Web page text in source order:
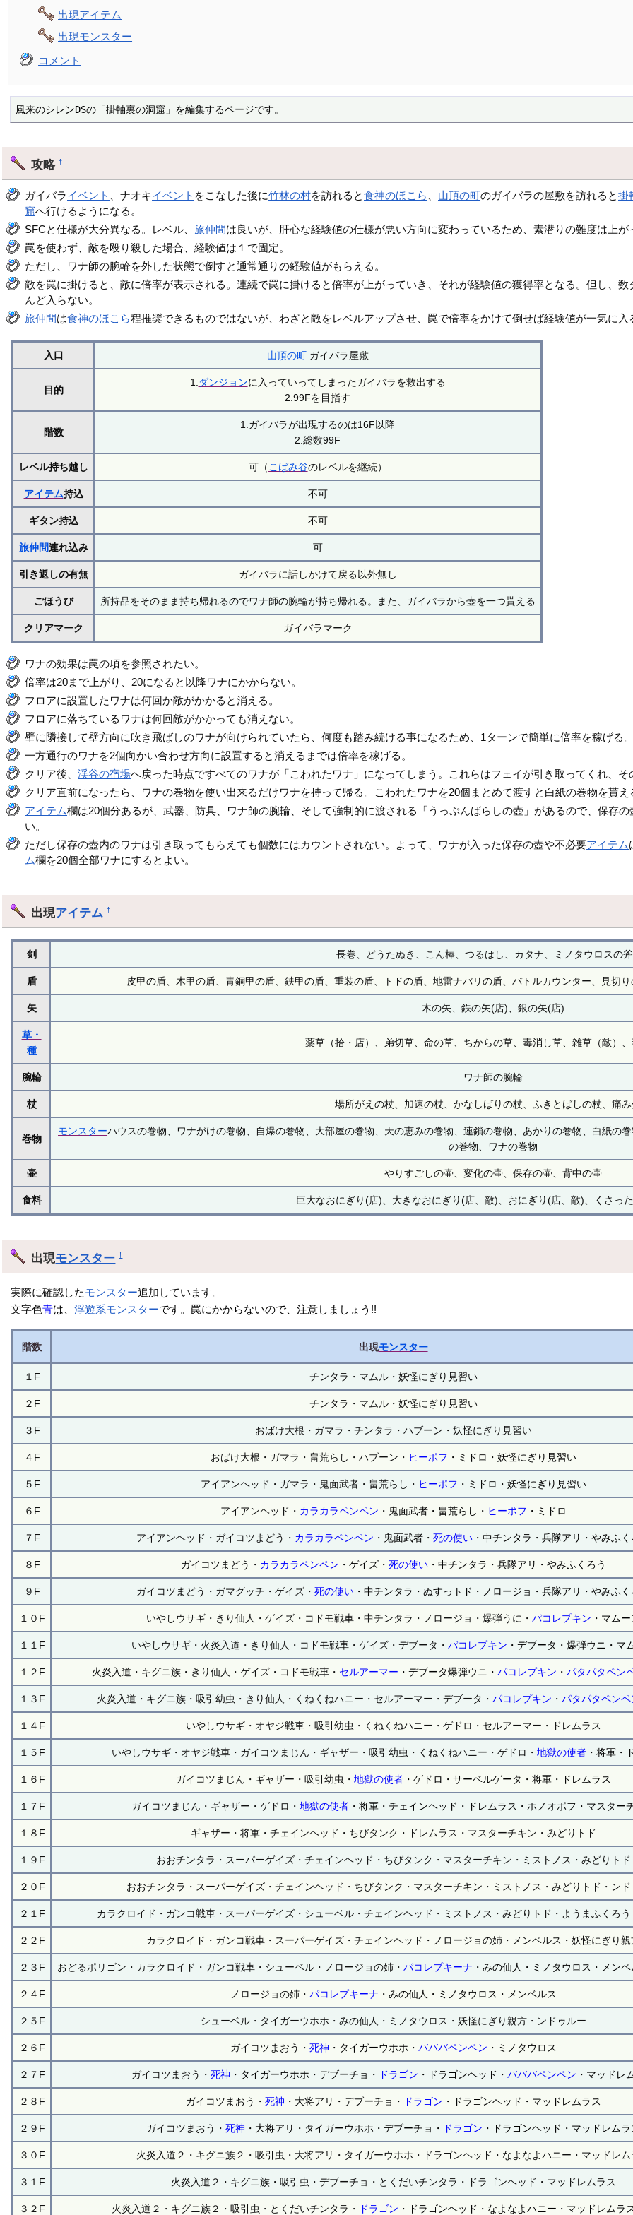
出現アイテム
出現モンスター
コメント
風来のシレンDSの「掛軸裏の洞窟」を編集するページです。
攻略†
ガイバライベント 、ナオキイベント をこなした後に竹林の村を訪れると食神のほこら 山頂の町のガイバラの屋敷を訪れると掛
窟へ行けるようになる。
SFCと仕様が大分異なる。レベル、旅仲間は良いが、肝心な経験値の仕様が悪い方向に変わっているため、素潜りの難度は上が
罠を使わず、敵を殴り殺した場合、経験値は１で固定。
ただし、ワナ師の腕輪を外した状態で倒すと通常通りの経験値がもらえる。
敵を罠に掛けると、敵に倍率が表示される。連続で罠に掛けると倍率が上がっていき、それが経験値の獲得率となる。但し、
んど入らない。
旅仲間は食神のほこら程推奨できるものではないが、わざと敵をレベルアップさせ、罠で倍率をかけて倒せば経験値が一気に
入口 山頂の町ガイバラ屋敷
目的
1. ダンジョンに入っていってしまったガイバラを救出する
2.99Fを目指す
階数
1.ガイバラが出現するのは16F以降
2.総数99F
レベル持ち越し 可（ こばみ谷のレベルを継続）
アイテム持込 不可
ギタン持込 不可
旅仲間連れ込み 可
引き返しの有無 ガイバラに話しかけて戻る以外無し
ごほうび 所持品をそのまま持ち帰れるのでワナ師の腕輪が持ち帰れる。また、ガイバラから壺を一つ貰える
クリアマーク ガイバラマーク
ワナの効果は罠の項を参照されたい。
倍率は20まで上がり、20になると以降ワナにかからない。
フロアに設置したワナは何回か敵がかかると消える。
フロアに落ちているワナは何回敵がかかっても消えない。
壁に隣接して壁方向に吹き飛ばしのワナが向けられていたら、何度も踏み続ける事になるため、1ターンで簡単に倍率を稼げる
一方通行のワナを2個向かい合わせ方向に設置すると消えるまでは倍率を稼げる。
クリア後、渓谷の宿場へ戻った時点ですべてのワナが「こわれたワナ」になってしまう。これらはフェイが引き取ってくれ、そ
クリア直前になったら、ワナの巻物を使い出来るだけワナを持って帰る。こわれたワナを20個まとめて渡すと白紙の巻物を貰
アイテム欄は20個分あるが、武器、防具、ワナ師の腕輪、そして強制的に渡される「うっぷんばらしの壺」があるので、保存
い。
ただし保存の壺内のワナは引き取ってもらえても個数にはカウントされない。よって、ワナが入った保存の壺や不必要アイテム
ム欄を20個全部ワナにするとよい。
出現アイテム †
剣 長巻、どうたぬき、こん棒、つるはし、カタナ、ミノタウロスの
盾 皮甲の盾、木甲の盾、青銅甲の盾、鉄甲の盾、重装の盾、トドの盾、地雷ナバリの盾、バトルカウンター、見切
矢 木の矢、鉄の矢(店)、銀の矢(店)
草・
種
薬草（拾・店）、弟切草、命の草、ちからの草、毒消し草、雑草（敵）
腕輪 ワナ師の腕輪
杖 場所がえの杖、加速の杖、かなしばりの杖、ふきとばしの杖、痛
巻物
モンスターハウスの巻物、ワナがけの巻物、自爆の巻物、大部屋の巻物、天の恵みの巻物、連鎖の巻物、あかりの巻物、白紙の
の巻物、ワナの巻物
壷 やりすごしの壷、変化の壷、保存の壷、背中の壷
食料 巨大なおにぎり(店)、大きなおにぎり(店、敵)、おにぎり(店、敵)、くさっ
出現モンスター †
実際に確認したモンスター追加しています。
文字色青は、浮遊系モンスターです。罠にかからないので、注意しましょう!!
階数 出現モンスター
１F チンタラ・マムル・妖怪にぎり見習い
２F チンタラ・マムル・妖怪にぎり見習い
３F おばけ大根・ガマラ・チンタラ・ハブーン・妖怪にぎり見習い
４F おばけ大根・ガマラ・畠荒らし・ハブーン・ ヒーポフ ・ミドロ・妖怪にぎり見習い
５F アイアンヘッド・ガマラ・鬼面武者・畠荒らし・ ヒーポフ ・ミドロ・妖怪にぎり見習い
６F アイアンヘッド・ カラカラペンペン ・鬼面武者・畠荒らし・ ヒーポフ ・ミドロ
７F アイアンヘッド・ガイコツまどう・ カラカラペンペン ・鬼面武者・ 死の使い・中チンタラ・兵隊アリ・やみふく
８F ガイコツまどう・ カラカラペンペン ・ゲイズ・ 死の使い・中チンタラ・兵隊アリ・やみふくろう
９F ガイコツまどう・ガマグッチ・ゲイズ・ 死の使い・中チンタラ・ぬすっトド・ノロージョ・兵隊アリ・やみふく
１０F いやしウサギ・きり仙人・ゲイズ・コドモ戦車・中チンタラ・ノロージョ・爆弾うに・ パコレプキン ・マム
１１F いやしウサギ・火炎入道・きり仙人・コドモ戦車・ゲイズ・デブータ・ パコレプキン ・デブータ・爆弾ウニ・マ
１２F 火炎入道・キグニ族・きり仙人・ゲイズ・コドモ戦車・ セルアーマー ・デブータ爆弾ウニ・ パコレプキン ・ パタパタペン
１３F 火炎入道・キグニ族・吸引幼虫・きり仙人・くねくねハニー・セルアーマー・デブータ・ パコレプキン ・ パタパタペンペ
１４F いやしウサギ・オヤジ戦車・吸引幼虫・くねくねハニー・ゲドロ・セルアーマー・ドレムラス
１５F いやしウサギ・オヤジ戦車・ガイコツまじん・ギャザー・吸引幼虫・くねくねハニー・ゲドロ・ 地獄の使者・将軍・
１６F ガイコツまじん・ギャザー・吸引幼虫・ 地獄の使者・ゲドロ・サーベルゲータ・将軍・ドレムラス
１７F ガイコツまじん・ギャザー・ゲドロ・ 地獄の使者・将軍・チェインヘッド・ドレムラス・ホノオポフ・マスター
１８F ギャザー・将軍・チェインヘッド・ちびタンク・ドレムラス・マスターチキン・みどりトド
１９F おおチンタラ・スーパーゲイズ・チェインヘッド・ちびタンク・マスターチキン・ミストノス・みどりトド
２０F おおチンタラ・スーパーゲイズ・チェインヘッド・ちびタンク・マスターチキン・ミストノス・みどりトド・ンド
２１F カラクロイド・ガンコ戦車・スーパーゲイズ・シューベル・チェインヘッド・ミストノス・みどりトド・ようまふくろ
２２F カラクロイド・ガンコ戦車・スーパーゲイズ・チェインヘッド・ノロージョの姉・メンベルス・妖怪にぎり親
２３F おどるポリゴン・カラクロイド・ガンコ戦車・シューベル・ノロージョの姉・ パコレプキーナ ・みの仙人・ミノタウロス・メン
２４F ノロージョの姉・ パコレプキーナ ・みの仙人・ミノタウロス・メンベルス
２５F シューベル・タイガーウホホ・みの仙人・ミノタウロス・妖怪にぎり親方・ンドゥルー
２６F ガイコツまおう・ 死神 ・タイガーウホホ・ バババペンペン ・ミノタウロス
２７F ガイコツまおう・ 死神 ・タイガーウホホ・デブーチョ・ ドラゴン ・ドラゴンヘッド・ バババペンペン ・マッドレ
２８F ガイコツまおう・ 死神 ・大将アリ・デブーチョ・ ドラゴン ・ドラゴンヘッド・マッドレムラス
２９F ガイコツまおう・ 死神 ・大将アリ・タイガーウホホ・デブーチョ・ ドラゴン ・ドラゴンヘッド・マッドレムラ
３０F 火炎入道２・キグニ族２・吸引虫・大将アリ・タイガーウホホ・ドラゴンヘッド・なよなよハニー・マッドレム
３１F 火炎入道２・キグニ族・吸引虫・デブーチョ・とくだいチンタラ・ドラゴンヘッド・マッドレムラス
３２F 火炎入道２・キグニ族２・吸引虫・とくだいチンタラ・ ドラゴン ・ドラゴンヘッド・なよなよハニー・マッドレムラ